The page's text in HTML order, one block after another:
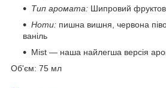
Тип аромата: Шипровий
Ноти: пишна вишня, червона
ваніль
Mist — наша найлегша версія
Об'єм: 75 мл